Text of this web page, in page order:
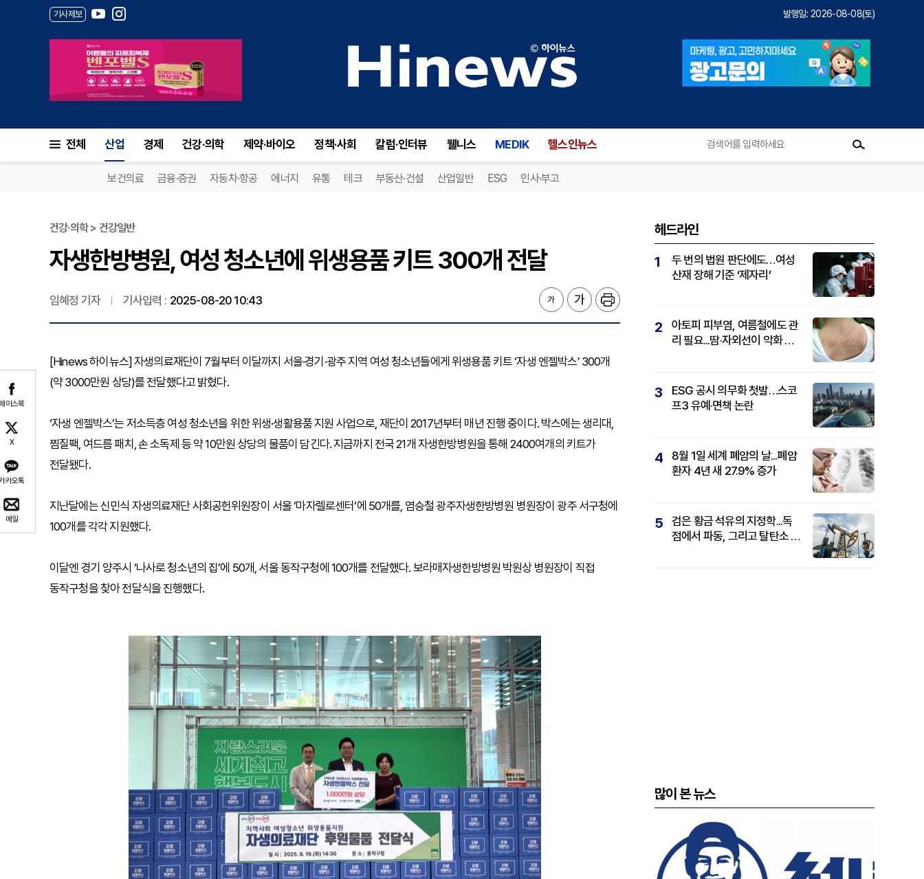
기사제보 발행일: 2026-08-08(토)
전체 산업 경제 건강·의학 제약·바이오 정책·사회 칼럼·인터뷰 웰니스 MEDIK 헬스인뉴스
보건의료 금융·증권 자동차·항공 에너지 유통 테크 부동산·건설 산업일반 ESG 인사·부고
이스북
X
카오톡
메일
건강·의학 > 건강일반
자생한방병원, 여성 청소년에 위생용품 키트 300개 전달
임혜정 기자 기사입력 : 2025-08-20 10:43
[Hinews 하이뉴스] 자생의료재단이 7월부터 이달까지 서울·경기·광주 지역 여성 청소년들에게 위생용품 키트 ‘자생 엔젤박스’ 300개
(약 3000만원 상당)를 전달했다고 밝혔다.
‘자생 엔젤박스’는 저소득층 여성 청소년을 위한 위생·생활용품 지원 사업으로, 재단이 2017년부터 매년 진행 중이다. 박스에는 생리대,
찜질팩, 여드름 패치, 손 소독제 등 약 10만원 상당의 물품이 담긴다. 지금까지 전국 21개 자생한방병원을 통해 2400여개의 키트가
전달됐다.
지난달에는 신민식 자생의료재단 사회공헌위원장이 서울 ‘마자렐로센터’에 50개를, 염승철 광주자생한방병원 병원장이 광주 서구청에
100개를 각각 지원했다.
이달엔 경기 양주시 ‘나사로 청소년의 집’에 50개, 서울 동작구청에 100개를 전달했다. 보라매자생한방병원 박원상 병원장이 직접
동작구청을 찾아 전달식을 진행했다.
헤드라인
1
두 번의 법원 판단에도…여성
산재 장해 기준 ‘제자리’
2
아토피 피부염, 여름철에도 관
리 필요...땀·자외선이 악화 요
3
ESG 공시 의무화 첫발…스코
프3 유예·면책 논란
4
8월 1일 세계 폐암의 날...폐암
환자 4년 새 27.9% 증가
5
검은 황금 석유의 지정학...독
점에서 파동, 그리고 탈탄소 패
많이 본 뉴스